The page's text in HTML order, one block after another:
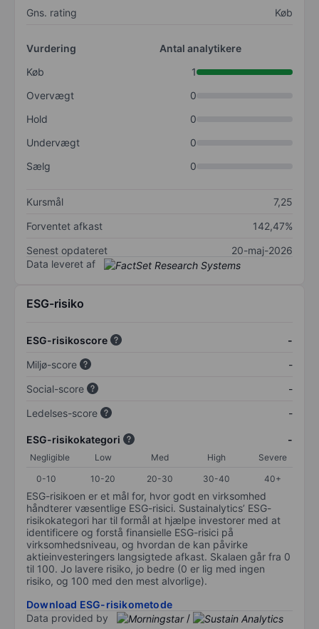
Gns. rating Køb
Vurdering
Antal analytikere
Køb
1
Overvægt
0
Hold
0
Undervægt
0
Sælg
0
Kursmål
7,25
Forventet afkast
142,47%
Senest opdateret
20-maj-2026
Data leveret af
ESG-risiko
ESG-risikoscore
-
Miljø-score
-
Social-score
-
Ledelses-score
-
ESG-risikokategori -
Negligible Low Med High
Severe
0-10
10-20 20-30 30-40 40+
ESG-risikoen er et mål for, hvor godt en virksomhed
håndterer væsentlige ESG-risici. Sustainalytics’ ESG-
risikokategori har til formål at hjælpe investorer med at
identificere og forstå finansielle ESG-risici på
virksomhedsniveau, og hvordan de kan påvirke
aktieinvesteringers langsigtede afkast. Skalaen går fra 0
til 100. Jo lavere risiko, jo bedre (0 er lig med ingen
risiko, og 100 med den mest alvorlige).
Download ESG-risikometode
Data provided by
/